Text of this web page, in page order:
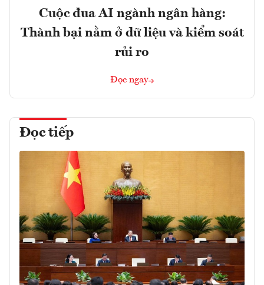
Cuộc đua AI ngành ngân hàng:
Thành bại nằm ở dữ liệu và kiểm soát
rủi ro
Đọc ngay
Đọc tiếp